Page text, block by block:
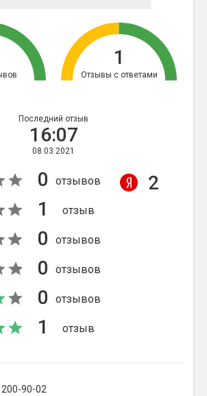
Отзывы с ответами
1
Последний отзыв
16:07
08.03.2021
0 отзывов
1 отзыв
0 отзывов
0 отзывов
0 отзывов
1 отзыв
2
200-90-02